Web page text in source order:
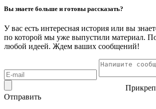
Вы знаете больше и готовы рассказать?
У вас есть интересная история или вы
по которой мы уже выпустили материал.
любой идеей. Ждем ваших сообщений!
Отправить